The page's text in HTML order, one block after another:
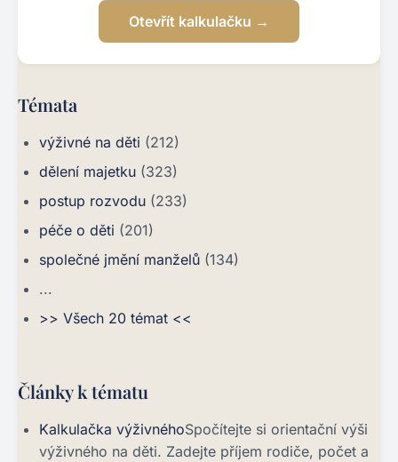
Otevřít kalkulačku →
Témata
výživné na děti (212)
dělení majetku (323)
postup rozvodu (233)
péče o děti (201)
společné jmění manželů (134)
...
>> Všech 20 témat <<
Články k tématu
Kalkulačka výživnéhoSpočítejte si orientační výši
výživného na děti. Zadejte příjem rodiče, počet a